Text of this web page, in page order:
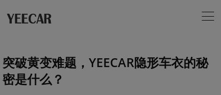
突破黄变难题，YEECAR隐形车衣的秘
密是什么？